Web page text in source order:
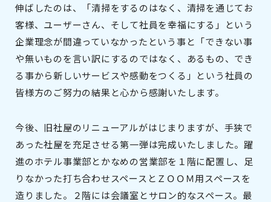
伸ばしたのは、「清掃をするのはなく、清掃を通じてお
客様、ユーザーさん、そして社員を幸福にする」という
企業理念が間違っていなかったという事と「できない事
や無いものを言い訳にするのではなく、あるもの、でき
る事から新しいサービスや感動をつくる」という社員の
皆様方のご努力の結果と心から感謝いたします。
今後、旧社屋のリニューアルがはじまりますが、手狭で
あった社屋を充足させる第一弾は完成いたしました。躍
進のホテル事業部とかなめの営業部を１階に配置し、足
りなかった打ち合わせスペースとＺＯＯＭ用スペースを
造りました。２階には会議室とサロン的なスペース。最